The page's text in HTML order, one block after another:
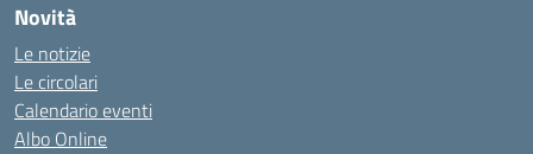
Novità
Le notizie
Le circolari
Calendario eventi
Albo Online